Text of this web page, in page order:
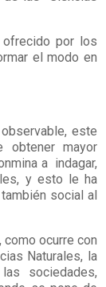
por los
el modo en
este
mayor
a indagar,
y esto le ha
social al
ocurre con
Naturales, la
las sociedades,